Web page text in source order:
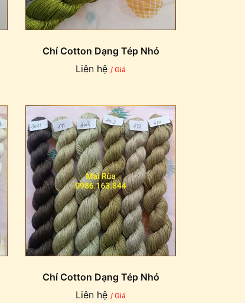
Chỉ Cotton Dạng Tép Nhỏ
Liên hệ / Giá
Chỉ Cotton Dạng Tép Nhỏ
Liên hệ / Giá